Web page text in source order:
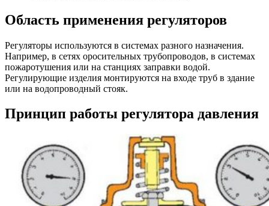
Область применения регуляторов
Регуляторы используются в системах разного назначения.
Например, в сетях оросительных трубопроводов, в системах
пожаротушения или на станциях заправки водой.
Регулирующие изделия монтируются на входе труб в здание
или на водопроводный стояк.
Принцип работы регулятора давления